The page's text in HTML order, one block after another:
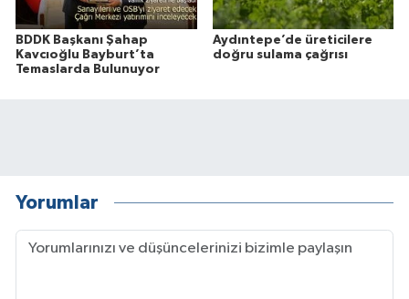
BDDK Başkanı Şahap
Kavcıoğlu Bayburt’ta
Temaslarda Bulunuyor
Aydıntepe’de üreticilere
doğru sulama çağrısı
Yorumlar